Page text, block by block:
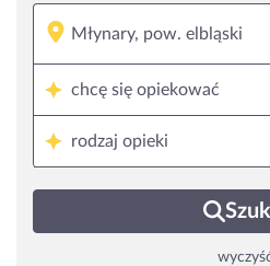
chcę się opiekować
rodzaj opieki